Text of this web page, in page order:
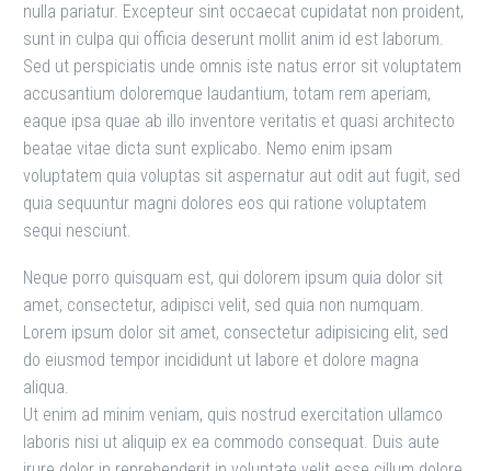
nulla pariatur. Excepteur sint occaecat cupidatat non proident,
sunt in culpa qui officia deserunt mollit anim id est laborum.
Sed ut perspiciatis unde omnis iste natus error sit voluptatem
accusantium doloremque laudantium, totam rem aperiam,
eaque ipsa quae ab illo inventore veritatis et quasi architecto
beatae vitae dicta sunt explicabo. Nemo enim ipsam
voluptatem quia voluptas sit aspernatur aut odit aut fugit, sed
quia sequuntur magni dolores eos qui ratione voluptatem
sequi nesciunt.
Neque porro quisquam est, qui dolorem ipsum quia dolor sit
amet, consectetur, adipisci velit, sed quia non numquam.
Lorem ipsum dolor sit amet, consectetur adipisicing elit, sed
do eiusmod tempor incididunt ut labore et dolore magna
aliqua.
Ut enim ad minim veniam, quis nostrud exercitation ullamco
laboris nisi ut aliquip ex ea commodo consequat. Duis aute